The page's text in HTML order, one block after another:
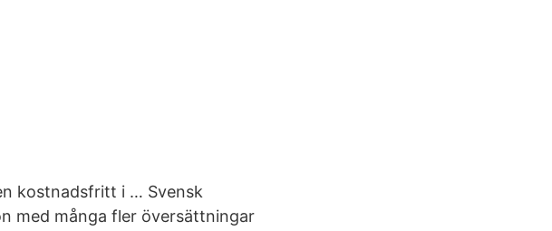
kostnadsfritt i … Svensk
med många fler översättningar